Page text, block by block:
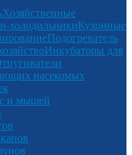
Хозяйственные
холодильникиКухонные
Подогреватель
Инкубаторы для
насекомых
и мышей